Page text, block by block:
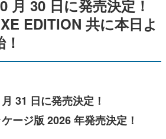
月 30 日に発売決定！
EDITION 共に本日よ
31 日に発売決定！
ージ版 2026 年発売決定！